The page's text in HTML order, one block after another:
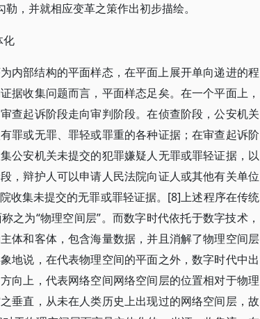
，并就相应变革之策作出初步描绘。
化
内部结构的平面样态，在平面上展开单向递进的程
据收集问题而言，平面样态足矣。在一个平面上，
查起诉阶段走向审判阶段。在侦查阶段，公安机关
罪或无罪、罪轻或罪重的各种证据；在审查起诉阶
公安机关未提交的犯罪嫌疑人无罪或罪轻证据，以
，辩护人可以申请人民法院向证人或其他有关单位
收集未提交的无罪或罪轻证据。[8]上述程序在传统
之为“物理空间层”。而数字时代依托于数字技术，
体和客体，包含海量数据，并且消解了物理空间层
地说，在代表物理空间的平面之外，数字时代中出
向上，代表网络空间网络空间层的位置相对于物理
垂直，从未在人类历史上出现过的网络空间层，故